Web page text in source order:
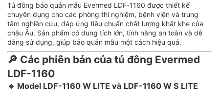
Tủ đông bảo quản mẫu Evermed LDF-1160 được thiết kế
chuyên dụng cho các phòng thí nghiệm, bệnh viện và trung
tâm nghiên cứu, đáp ứng tiêu chuẩn chất lượng khắt khe của
châu Âu. Sản phẩm có dung tích lớn, tính năng an toàn và dễ
dàng sử dụng, giúp bảo quản mẫu một cách hiệu quả.
🔎 Các phiên bản của tủ đông Evermed
LDF-1160
🔹 Model LDF-1160 W LITE và LDF-1160 W S LITE